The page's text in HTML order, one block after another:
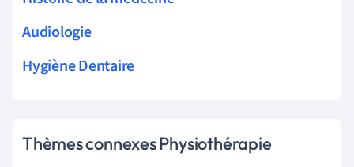
Audiologie
Hygiène Dentaire
Thèmes connexes Physiothérapie